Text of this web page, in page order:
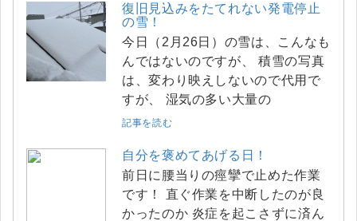
復旧見込みをたてれない発電停止
の雪！
今日（2月26日）の雪は、こんなも
んではないのですが、 積雪の写真
は、変わり映えしないので代用で
すが、 湿気の多い大量の
記事を読む
自分を褒めてあげる日！
前日に腰当りの痙攣で止めた作業
です！ 直ぐ作業を中断したのが良
かったのか 炎症を起こさずに済ん